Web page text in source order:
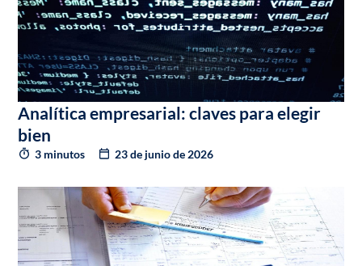
Analítica empresarial: claves para elegir
bien
3 minutos 23 de junio de 2026